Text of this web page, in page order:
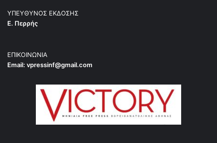
Τάνια Τσανακλίδου
ΥΠΕΥΘΥΝΟΣ ΕΚΔΟΣΗΣ
Ε. Περρής
ΕΠΙΚΟΙΝΩΝΙΑ
Email: vpressinf@gmail.com